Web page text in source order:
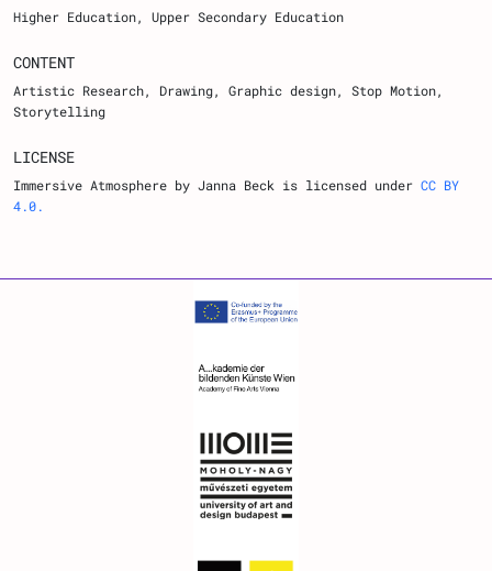
Higher Education Upper Secondary Education
CONTENT
Artistic Research, Drawing, Graphic design, Stop Motion,
Storytelling
LICENSE
Immersive Atmosphere by Janna Beck is licensed under CC BY
4.0.